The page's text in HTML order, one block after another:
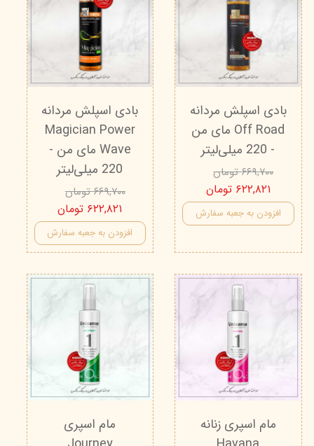
بادی اسپلش مردانه
Off Road مای من
- 220 میلی‌لیتر
۶۶۹,۷۰۰ تومان
۶۲۲,۸۲۱ تومان
افزودن به جعبه سفارش
بادی اسپلش مردانه
Magician Power
Wave مای من -
220 میلی‌لیتر
۶۶۹,۷۰۰ تومان
۶۲۲,۸۲۱ تومان
افزودن به جعبه سفارش
مام اسپری زنانه
مام اسپری